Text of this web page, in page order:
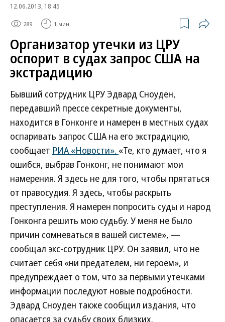
12.06.2013, 18:45
289 1 мин.
Организатор утечки из ЦРУ
оспорит в судах запрос США на
экстрадицию
Бывший сотрудник ЦРУ Эдвард Сноуден,
передавший прессе секретные документы,
находится в Гонконге и намерен в местных судах
оспаривать запрос США на его экстрадицию,
сообщает РИА «Новости». «Те, кто думает, что я
ошибся, выбрав Гонконг, не понимают мои
намерения. Я здесь не для того, чтобы прятаться
от правосудия. Я здесь, чтобы раскрыть
преступления. Я намерен попросить суды и народ
Гонконга решить мою судьбу. У меня не было
причин сомневаться в вашей системе», —
сообщал экс-сотрудник ЦРУ. Он заявил, что не
считает себя «ни предателем, ни героем», и
предупреждает о том, что за первыми утечками
информации последуют новые подробности.
Эдвард Сноуден также сообщил издания, что
опасается за судьбу своих близких.